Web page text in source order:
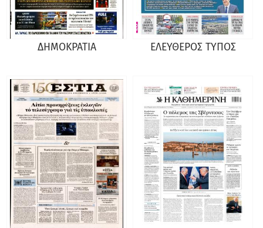
ΔΗΜΟΚΡΑΤΙΑ ΕΛΕΥΘΕΡΟΣ ΤΥΠΟΣ